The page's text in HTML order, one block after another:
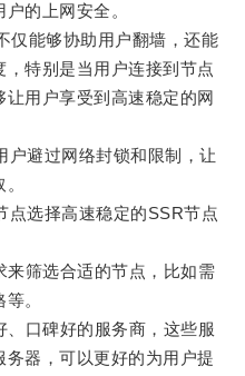
的上网安全。
能够协助用户翻墙，还能
特别是当用户连接到节点
用户享受到高速稳定的网
避过网络封锁和限制，让
选择高速稳定的SSR节点
筛选合适的节点，比如需
。
口碑好的服务商，这些服
器，可以更好的为用户提